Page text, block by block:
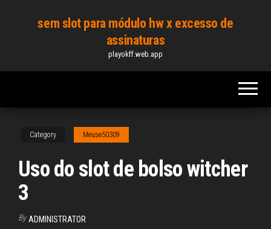
sem slot para módulo hw x excesso de
assinaturas
playokff.web.app
Category Meuse50309
Uso do slot de bolso witcher
3
By ADMINISTRATOR